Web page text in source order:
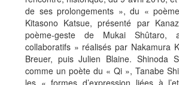
de ses prolongements », du «
Kitasono Katsue, présenté par
poème-geste de Mukai Shûtaro,
collaboratifs » réalisés par Nakamura
Breuer, puis Julien Blaine. Shinoda
comme un poète du « Qi », Tanabe
les « formes d’expression liées à